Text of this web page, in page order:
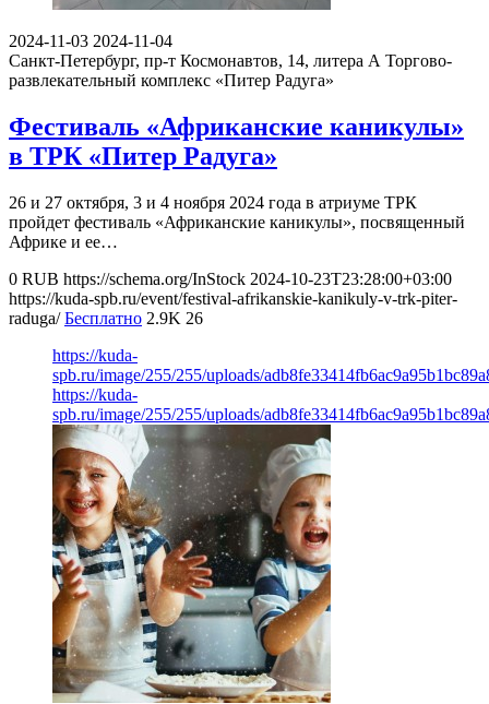
2024-11-03 2024-11-04
Санкт-Петербург, пр-т Космонавтов, 14, литера А Торгово-
развлекательный комплекс «Питер Радуга»
Фестиваль «Африканские каникулы»
в ТРК «Питер Радуга»
26 и 27 октября, 3 и 4 ноября 2024 года в атриуме ТРК
пройдет фестиваль «Африканские каникулы», посвященный
Африке и ее…
0 RUB https://schema.org/InStock 2024-10-23T23:28:00+03:00
https://kuda-spb.ru/event/festival-afrikanskie-kanikuly-v-trk-piter-
raduga/ Бесплатно 2.9K 26
https://kuda-
spb.ru/image/255/255/uploads/
https://kuda-
spb.ru/image/255/255/uploads/